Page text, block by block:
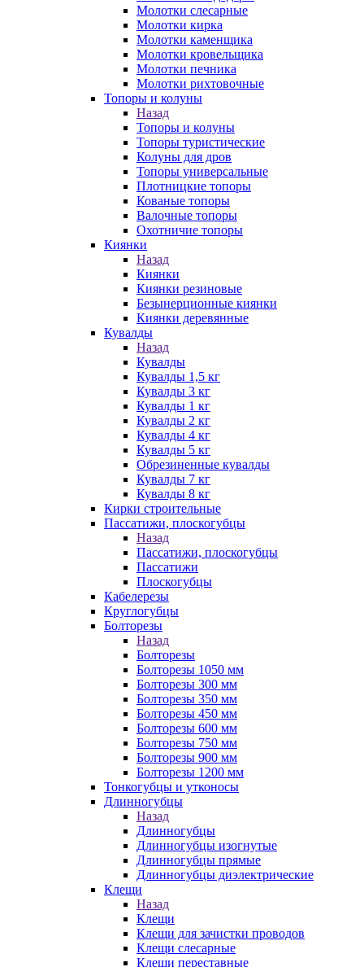
Молотки слесарные
Молотки кирка
Молотки каменщика
Молотки кровельщика
Молотки печника
Молотки рихтовочные
Топоры и колуны
Назад
Топоры и колуны
Топоры туристические
Колуны для дров
Топоры универсальные
Плотницкие топоры
Кованые топоры
Валочные топоры
Охотничие топоры
Киянки
Назад
Киянки
Киянки резиновые
Безынерционные киянки
Киянки деревянные
Кувалды
Назад
Кувалды
Кувалды 1,5 кг
Кувалды 3 кг
Кувалды 1 кг
Кувалды 2 кг
Кувалды 4 кг
Кувалды 5 кг
Обрезиненные кувалды
Кувалды 7 кг
Кувалды 8 кг
Кирки строительные
Пассатижи, плоскогубцы
Назад
Пассатижи, плоскогубцы
Пассатижи
Плоскогубцы
Кабелерезы
Круглогубцы
Болторезы
Назад
Болторезы
Болторезы 1050 мм
Болторезы 300 мм
Болторезы 350 мм
Болторезы 450 мм
Болторезы 600 мм
Болторезы 750 мм
Болторезы 900 мм
Болторезы 1200 мм
Тонкогубцы и утконосы
Длинногубцы
Назад
Длинногубцы
Длинногубцы изогнутые
Длинногубцы прямые
Длинногубцы диэлектрические
Клещи
Назад
Клещи
Клещи для зачистки проводов
Клещи слесарные
Клещи переставные